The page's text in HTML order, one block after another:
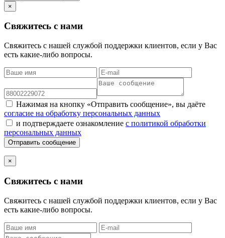
×
Свяжитесь с нами
Свяжитесь с нашей службой поддержки клиентов, если у Вас
есть какие-либо вопросы.
Нажимая на кнопку «Отправить сообщение», вы даёте
согласие на обработку персональных данных
и подтверждаете ознакомление с политикой обработки
персональных данных
Отправить сообщение
×
Свяжитесь с нами
Свяжитесь с нашей службой поддержки клиентов, если у Вас
есть какие-либо вопросы.